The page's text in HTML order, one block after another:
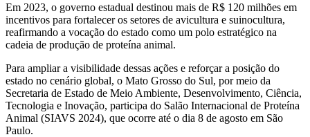
Em 2023, o governo estadual destinou mais de R$ 120 milhões em
incentivos para fortalecer os setores de avicultura e suinocultura,
reafirmando a vocação do estado como um polo estratégico na
cadeia de produção de proteína animal.
Para ampliar a visibilidade dessas ações e reforçar a posição do
estado no cenário global, o Mato Grosso do Sul, por meio da
Secretaria de Estado de Meio Ambiente, Desenvolvimento, Ciência,
Tecnologia e Inovação, participa do Salão Internacional de Proteína
Animal (SIAVS 2024), que ocorre até o dia 8 de agosto em São
Paulo.